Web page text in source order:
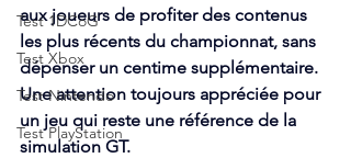
Test 1DCoG
Test Xbox
Test Nintendo
Test PlayStation
aux joueurs de profiter des contenus
les plus récents du championnat, sans
dépenser un centime supplémentaire.
Une attention toujours appréciée pour
un jeu qui reste une référence de la
simulation GT.